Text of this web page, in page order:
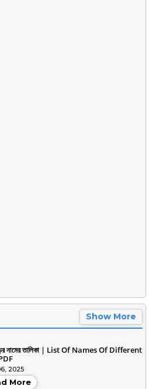
Show More
নামের তালিকা | List Of Names Of Different
2025
More